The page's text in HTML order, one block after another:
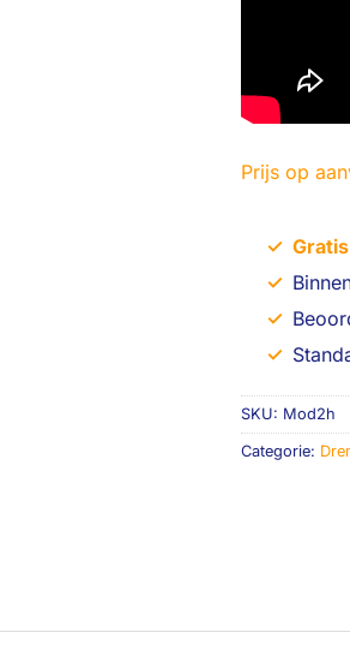
Prijs op
✓
✓
✓
✓
SKU: Mod2h
Categorie: